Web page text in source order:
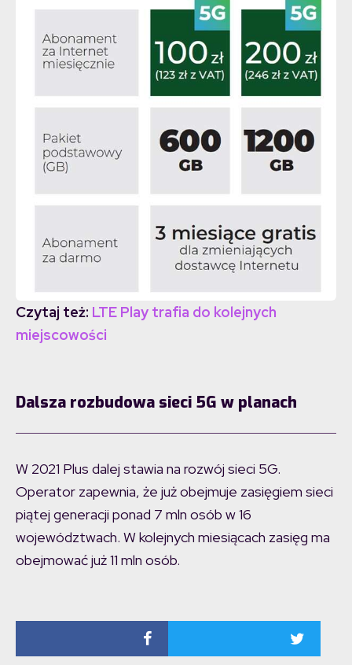
Czytaj też: LTE Play trafia do kolejnych
miejscowości
Dalsza rozbudowa sieci 5G w planach
W 2021 Plus dalej stawia na rozwój sieci 5G.
Operator zapewnia, że już obejmuje zasięgiem sieci
piątej generacji ponad 7 mln osób w 16
województwach. W kolejnych miesiącach zasięg ma
obejmować już 11 mln osób.